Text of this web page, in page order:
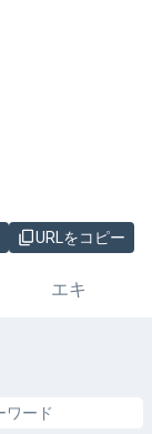
URLをコピー
エキ